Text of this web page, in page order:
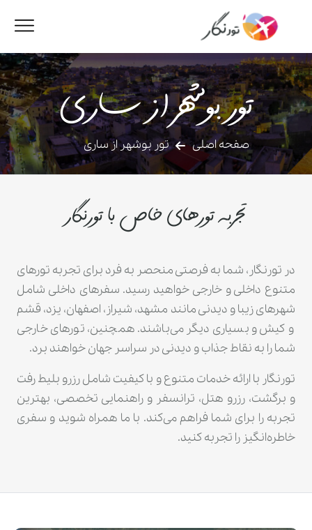
تور بوشهر از ساری
صفحه اصلی تور بوشهر از ساری
تجربه تورهای خاص با تورنگار
در تورنگار، شما به فرصتی منحصر به فرد برای تجربه تورهای
متنوع داخلی و خارجی خواهید رسید. سفرهای داخلی شامل
شهرهای زیبا و دیدنی مانند مشهد، شیراز، اصفهان، یزد، قشم
و کیش و بسیاری دیگر می‌باشند. همچنین، تورهای خارجی
شما را به نقاط جذاب و دیدنی در سراسر جهان خواهند برد.
تورنگار با ارائه خدمات متنوع و با کیفیت شامل رزرو بلیط رفت
و برگشت، رزرو هتل، ترانسفر و راهنمایی تخصصی، بهترین
تجربه را برای شما فراهم می‌کند. با ما همراه شوید و سفری
خاطره‌انگیز را تجربه کنید.